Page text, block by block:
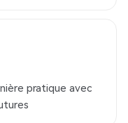
pratique avec